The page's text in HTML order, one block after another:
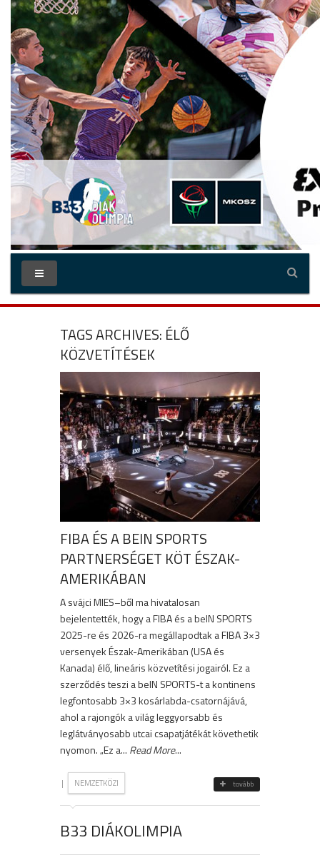
TAGS ARCHIVES: ÉLŐ
KÖZVETÍTÉSEK
FIBA ÉS A BEIN SPORTS
PARTNERSÉGET KÖT ÉSZAK-
AMERIKÁBAN
A svájci MIES–ből ma hivatalosan
bejelentették, hogy a FIBA és a beIN SPORTS
2025-re és 2026-ra megállapodtak a FIBA 3×3
versenyek Észak-Amerikában (USA és
Kanada) élő, lineáris közvetítési jogairól. Ez a
szerződés teszi a beIN SPORTS-t a kontinens
legfontosabb 3×3 kosárlabda-csatornájává,
ahol a rajongók a világ leggyorsabb és
leglátványosabb utcai csapatjátékát követhetik
nyomon. „Ez a... Read More...
| NEMZETKÖZI tovább
B33 DIÁKOLIMPIA